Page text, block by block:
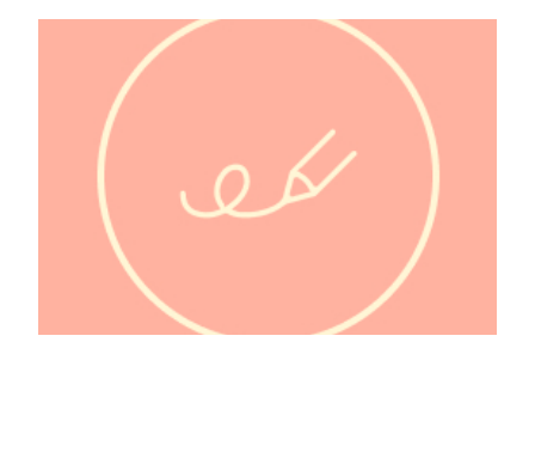
5mm Nishizawa